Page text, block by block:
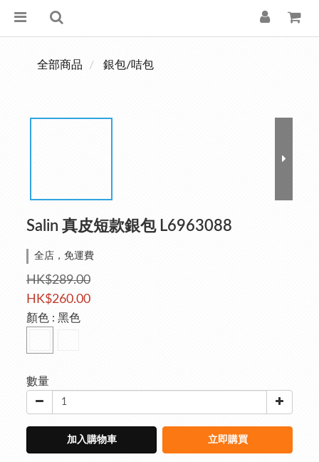
全部商品 銀包/咭包
Salin 真皮短款銀包 L6963088
全店，免運費
HK$289.00
HK$260.00
顏色 : 黑色
數量
加入購物車 立即購買